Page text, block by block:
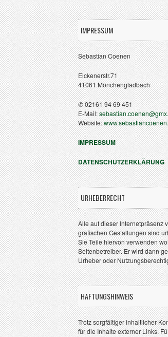
IMPRESSUM
Sebastian Coenen
Eickenerstr.71
41061 Mönchengladbach
✆ 02161 94 69 451
E-Mail:
Website:
IMPRESSUM
DATENSCHUTZERKLÄRUNG
URHEBERRECHT
Alle auf dieser Internetpräsenz
grafischen Gestaltungen sind
Sie Teile hiervon verwenden
Seitenbetreiber. Er wird dann
Urheber oder
HAFTUNGSHINWEIS
Trotz sorgfältiger inhaltlicher
für die Inhalte externer Links.